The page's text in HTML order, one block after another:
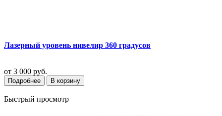
Лазерный уровень нивелир 360 градусов
от 3 000 руб.
Подробнее В корзину
Быстрый просмотр